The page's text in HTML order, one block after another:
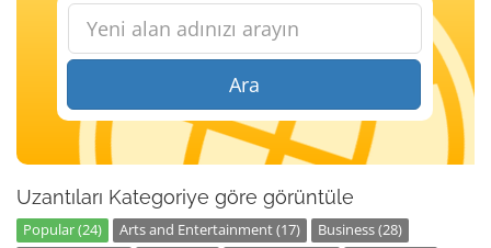
Ara
Uzantıları Kategoriye göre görüntüle
Popular (24) Arts and Entertainment (17)
Business (28)